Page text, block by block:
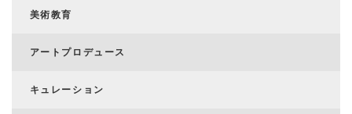
美術教育
アートプロデュース
キュレーション